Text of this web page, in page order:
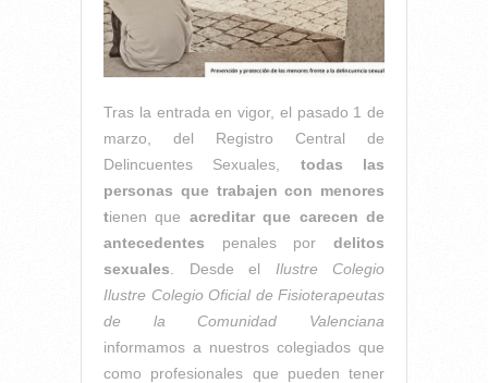
Tras la entrada en vigor, el pasado 1 de
marzo, del Registro Central de
Delincuentes Sexuales, todas las
personas que trabajen con menores
tienen que acreditar que carecen de
antecedentes penales por delitos
sexuales . Desde el Ilustre Colegio
Ilustre Colegio Oficial de Fisioterapeutas
de la Comunidad Valenciana
informamos a nuestros colegiados que
como profesionales que pueden tener